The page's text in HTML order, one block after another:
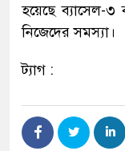
হয়েছে ব্যাসেল-৩
নিজেদের সমস্যা।
ট্যাগ :